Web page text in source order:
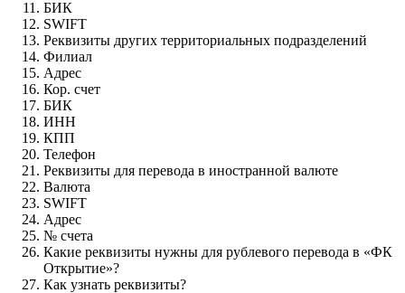
БИК
SWIFT
Реквизиты других территориальных подразделений
Филиал
Адрес
Кор. счет
БИК
ИНН
КПП
Телефон
Реквизиты для перевода в иностранной валюте
Валюта
SWIFT
Адрес
№ счета
Какие реквизиты нужны для рублевого перевода в «ФК
Открытие»?
Как узнать реквизиты?